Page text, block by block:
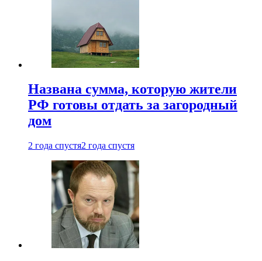
Названа сумма, которую жители
РФ готовы отдать за загородный
дом
2 года спустя2 года спустя